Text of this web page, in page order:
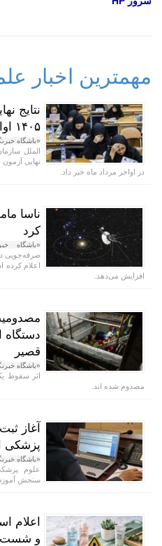
مهمترین اخبار
نتایج
۱۴۰۵ اواخر مرداد اعلام می‌شود
«باشگاه
الملل
در اواخر مرداد ماه خبر داد.
کرد
«باشگاه
اعلام
افزایش می‌دهد.
دستگاه
قصیر
«باشگاه
مصدوم شده اند.
آغاز
پزشکی
«باشگاه
سنجش
اعلام
و